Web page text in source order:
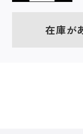
在庫が